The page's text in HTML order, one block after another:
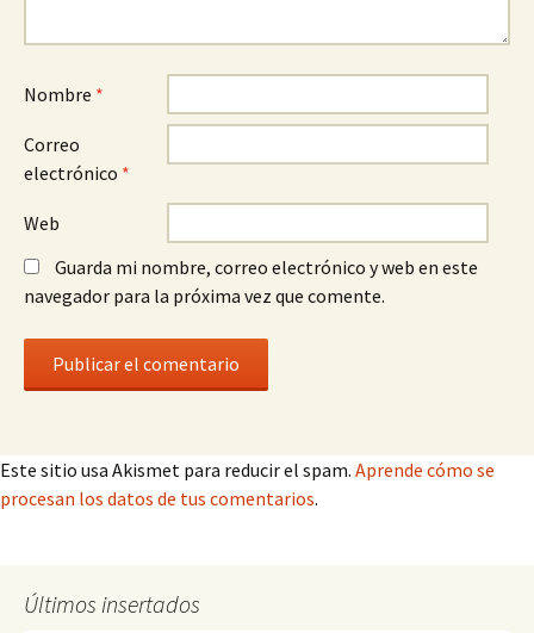
Nombre *
Correo
electrónico *
Web
Guarda mi nombre, correo electrónico y web en este
navegador para la próxima vez que comente.
Este sitio usa Akismet para reducir el spam. Aprende cómo se
procesan los datos de tus comentarios.
Últimos insertados